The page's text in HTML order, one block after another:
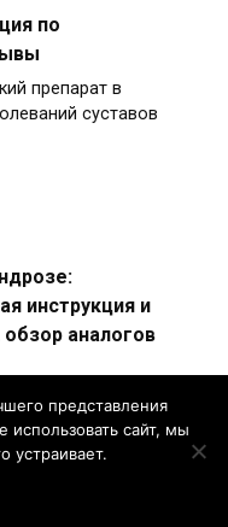
по
препарат в
суставов
инструкция и
аналогов
фоне
представления
сайт, мы
устраивает.